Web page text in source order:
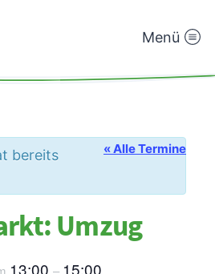
Menü
« Alle Termine
bereits
Umzug
13:00 – 15:00